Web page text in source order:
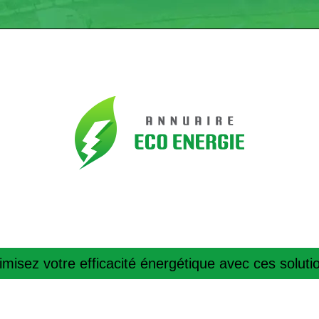
votre efficacité énergétique avec ces